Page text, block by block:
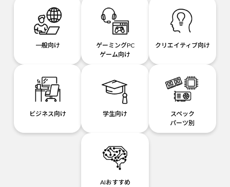
一般向け
ゲーミングPC
ゲーム向け
クリエイティブ向け
ビジネス向け 学生向け
スペック
パーツ別
AIおすすめ